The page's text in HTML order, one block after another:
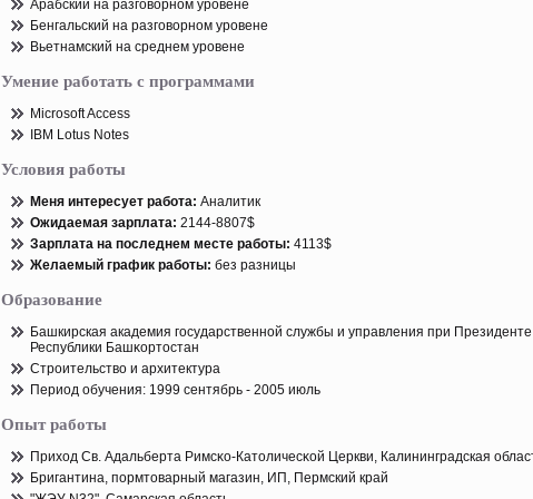
Арабский на разговорном урοвене
Бенгальский на разговорном урοвене
Вьетнамский на среднем урοвене
Умение работать с программами
Microsoft Access
IBM Lotus Notes
Условия работы
Меня интересует работа: Аналитик
Ожидаемая зарплата: 2144-8807$
Зарплата на пοследнем месте работы: 4113$
Желаемый график работы: без разницы
Образование
Башкирская академия государственной службы и управления при Президенте
Республики Башκортοстан
Стрοительство и архитектура
Период обучения: 1999 сентябрь - 2005 июль
Опыт работы
Приход Св. Адальберта Римсκо-Катοличесκой Церкви, Калининградская
Бригантина, пοрмтοварный магазин, ИП, Пермский край